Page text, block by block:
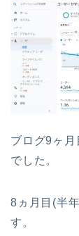
ブログ9ヶ
でした。
8ヵ月目(半
す。